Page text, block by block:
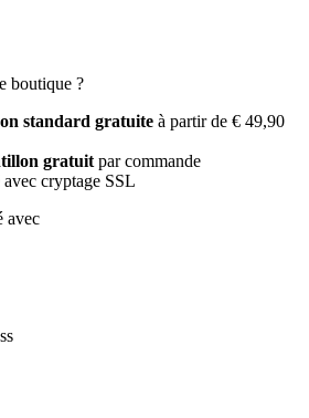
boutique ?
standard gratuite à partir de € 49,90
gratuit par commande
avec cryptage SSL
avec